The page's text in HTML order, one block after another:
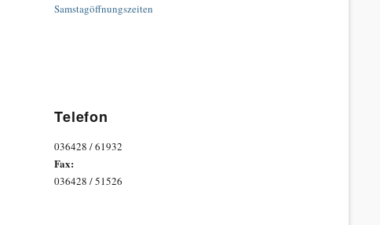
Samstagöffnungszeiten
Telefon
036428 / 61932
Fax:
036428 / 51526